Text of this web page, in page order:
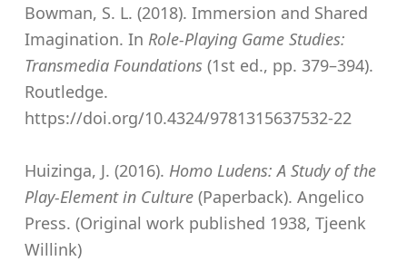
Bowman, S. L. (2018). Immersion and Shared
Imagination. In Role-Playing Game Studies:
Transmedia Foundations (1st ed., pp. 379–394).
Routledge.
https://doi.org/10.4324/9781315637532-22
Huizinga, J. (2016). Homo Ludens: A Study of the
Play-Element in Culture(Paperback). Angelico
Press. (Original work published 1938, Tjeenk
Willink)